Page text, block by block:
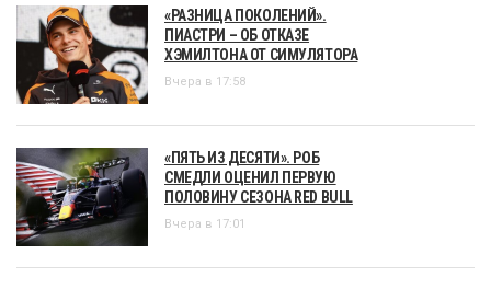
«РАЗНИЦА ПОКОЛЕНИЙ».
ПИАСТРИ – ОБ ОТКАЗЕ
ХЭМИЛТОНА ОТ СИМУЛЯТОРА
Вчера в 17:58
«ПЯТЬ ИЗ ДЕСЯТИ». РОБ
СМЕДЛИ ОЦЕНИЛ ПЕРВУЮ
ПОЛОВИНУ СЕЗОНА RED BULL
Вчера в 17:01